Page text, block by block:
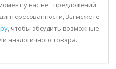
у нас нет предложений
Вы можете
, чтобы обсудить возможные
аналогичного товара.